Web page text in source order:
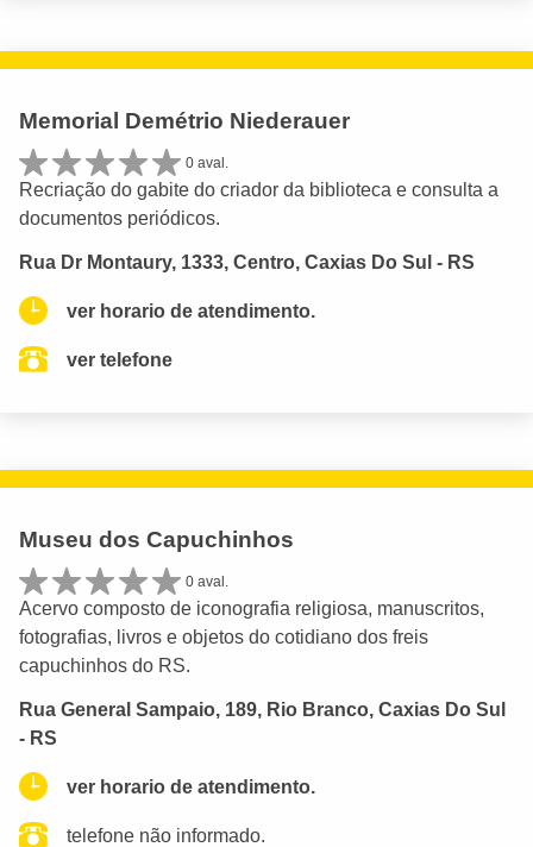
Memorial Demétrio Niederauer
0 aval.
Recriação do gabite do criador da biblioteca e consulta a
documentos periódicos.
Rua Dr Montaury, 1333, Centro, Caxias Do Sul - RS
ver horario de atendimento.
ver telefone
Museu dos Capuchinhos
0 aval.
Acervo composto de iconografia religiosa, manuscritos,
fotografias, livros e objetos do cotidiano dos freis
capuchinhos do RS.
Rua General Sampaio, 189, Rio Branco, Caxias Do Sul
- RS
ver horario de atendimento.
telefone não informado.